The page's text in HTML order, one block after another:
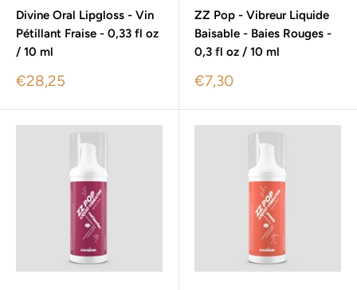
Divine Oral Lipgloss - Vin
Pétillant Fraise - 0,33 fl oz
/ 10 ml
Sale
€28,25
ZZ Pop - Vibreur Liquide
Baisable - Baies Rouges -
0,3 fl oz / 10 ml
Sale
€7,30